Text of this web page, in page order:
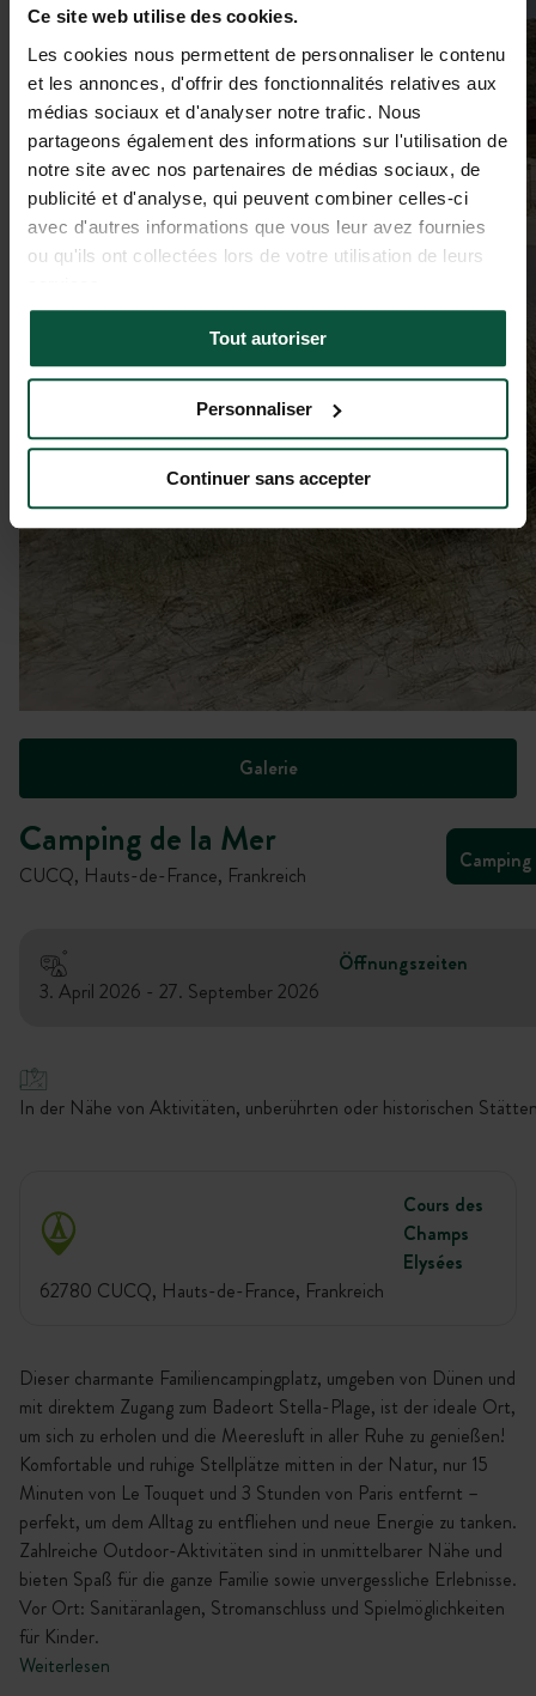
Ce site web utilise des cookies.
Les cookies nous permettent de personnaliser le contenu
et les annonces, d'offrir des fonctionnalités relatives aux
médias sociaux et d'analyser notre trafic. Nous
partageons également des informations sur l'utilisation de
notre site avec nos partenaires de médias sociaux, de
publicité et d'analyse, qui peuvent combiner celles-ci
avec d'autres informations que vous leur avez fournies
ou qu'ils ont collectées lors de votre utilisation de leurs
Tout autoriser
Personnaliser
Continuer sans accepter
Galerie
Camping de la Mer
CUCQ, Hauts-de-France, Frankreich
Öffnungszeiten
3. April 2026 - 27. September 2026
In der Nähe von Aktivitäten, unberührten oder historischen
Cours des
Champs
Elysées
62780 CUCQ, Hauts-de-France, Frankreich
Dieser charmante Familiencampingplatz, umgeben von Dünen und
mit direktem Zugang zum Badeort Stella-Plage, ist der ideale Ort,
um sich zu erholen und die Meeresluft in aller Ruhe zu genießen!
Komfortable und ruhige Stellplätze mitten in der Natur, nur 15
Minuten von Le Touquet und 3 Stunden von Paris entfernt –
perfekt, um dem Alltag zu entfliehen und neue Energie zu tanken.
Zahlreiche Outdoor-Aktivitäten sind in unmittelbarer Nähe und
bieten Spaß für die ganze Familie sowie unvergessliche Erlebnisse.
Vor Ort: Sanitäranlagen, Stromanschluss und Spielmöglichkeiten
für Kinder.
Weiterlesen